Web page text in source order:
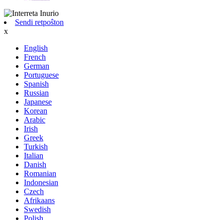
Sendi retpoŝton
x
English
French
German
Portuguese
Spanish
Russian
Japanese
Korean
Arabic
Irish
Greek
Turkish
Italian
Danish
Romanian
Indonesian
Czech
Afrikaans
Swedish
Polish